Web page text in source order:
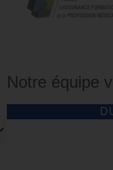
Notre équipe